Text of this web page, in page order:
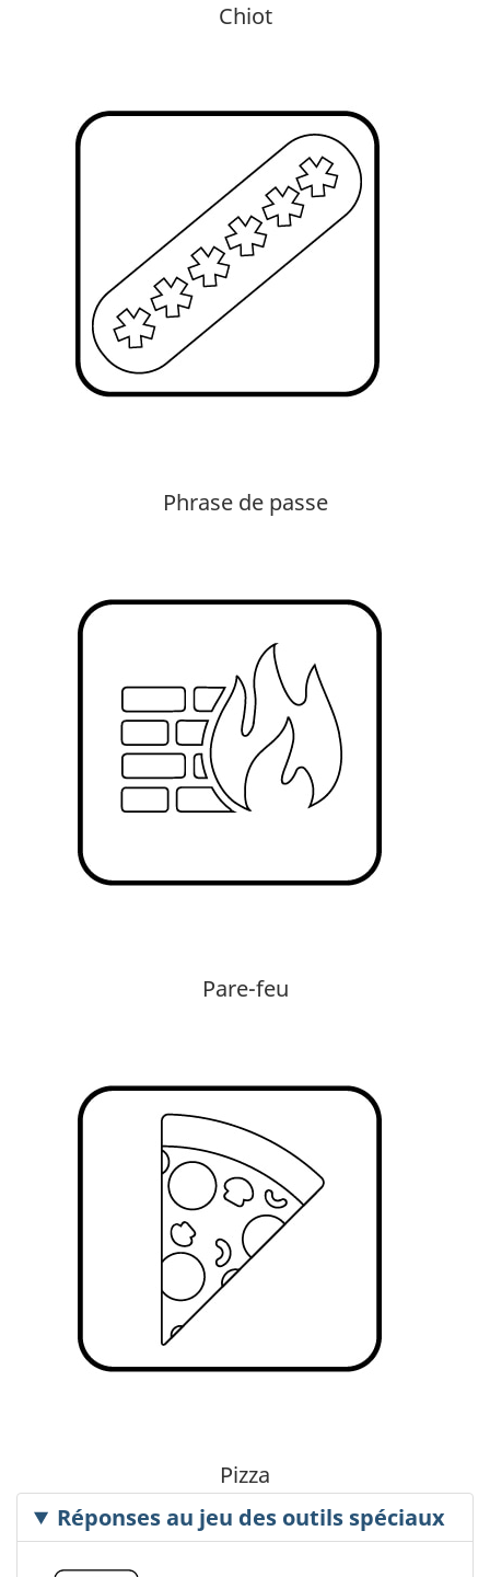
Chiot
Phrase de passe
Pare-feu
Pizza
Réponses au jeu des outils spéciaux